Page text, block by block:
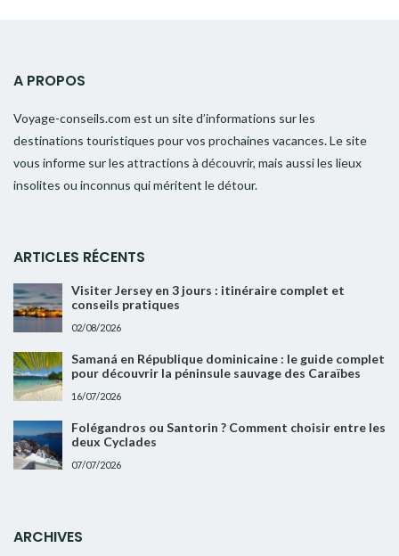
A PROPOS
Voyage-conseils.com est un site d’informations sur les
destinations touristiques pour vos prochaines vacances. Le site
vous informe sur les attractions à découvrir, mais aussi les lieux
insolites ou inconnus qui méritent le détour.
ARTICLES RÉCENTS
Visiter Jersey en 3 jours : itinéraire complet et
conseils pratiques
02/08/2026
Samaná en République dominicaine : le guide complet
pour découvrir la péninsule sauvage des Caraïbes
16/07/2026
Folégandros ou Santorin ? Comment choisir entre les
deux Cyclades
07/07/2026
ARCHIVES